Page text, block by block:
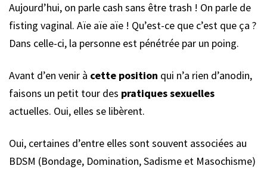
Aujourd’hui, on parle cash sans être trash ! On parle de
fisting vaginal. Aïe aïe aïe ! Qu’est-ce que c’est que ça ?
Dans celle-ci, la personne est pénétrée par un poing.
Avant d’en venir à cette position qui n’a rien d’anodin,
faisons un petit tour des pratiques sexuelles
actuelles. Oui, elles se libèrent.
Oui, certaines d’entre elles sont souvent associées au
BDSM (Bondage, Domination, Sadisme et Masochisme)